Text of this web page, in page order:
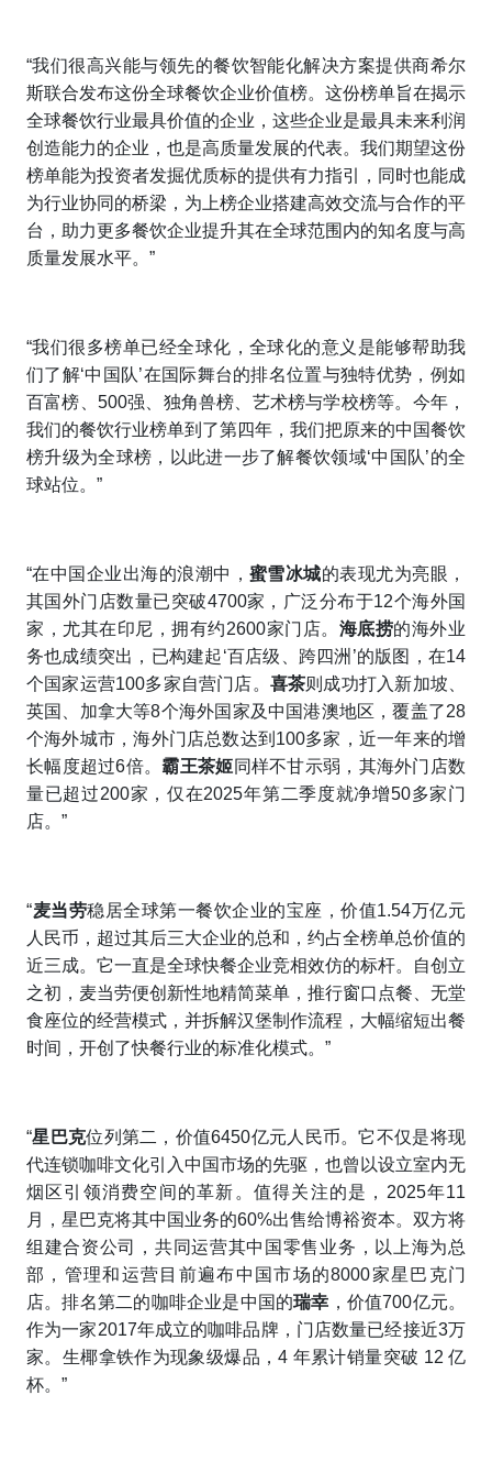
“我们很高兴能与领先的餐饮智能化解决方案提供商希尔
斯联合发布这份全球餐饮企业价值榜。这份榜单旨在揭示
全球餐饮行业最具价值的企业，这些企业是最具未来利润
创造能力的企业，也是高质量发展的代表。我们期望这份
榜单能为投资者发掘优质标的提供有力指引，同时也能成
为行业协同的桥梁，为上榜企业搭建高效交流与合作的平
台，助力更多餐饮企业提升其在全球范围内的知名度与高
质量发展水平。”
“我们很多榜单已经全球化，全球化的意义是能够帮助我
们了解‘中国队’在国际舞台的排名位置与独特优势，例如
百富榜、500强、独角兽榜、艺术榜与学校榜等。今年，
我们的餐饮行业榜单到了第四年，我们把原来的中国餐饮
榜升级为全球榜，以此进一步了解餐饮领域‘中国队’的全
球站位。”
“在中国企业出海的浪潮中， 蜜雪冰城的表现尤为亮眼，
其国外门店数量已突破4700家，广泛分布于12个海外国
家，尤其在印尼，拥有约2600家门店。 海底捞的海外业
务也成绩突出，已构建起‘百店级、跨四洲’的版图，在14
个国家运营100多家自营门店。 喜茶则成功打入新加坡、
英国、加拿大等8个海外国家及中国港澳地区，覆盖了28
个海外城市，海外门店总数达到100多家，近一年来的增
长幅度超过6倍。霸王茶姬同样不甘示弱，其海外门店数
量已超过200家，仅在2025年第二季度就净增50多家门
店。”
“麦当劳稳居全球第一餐饮企业的宝座，价值1.54万亿元
人民币，超过其后三大企业的总和，约占全榜单总价值的
近三成。它一直是全球快餐企业竞相效仿的标杆。自创立
之初，麦当劳便创新性地精简菜单，推行窗口点餐、无堂
食座位的经营模式，并拆解汉堡制作流程，大幅缩短出餐
时间，开创了快餐行业的标准化模式。”
“星巴克位列第二，价值6450亿元人民币。它不仅是将现
代连锁咖啡文化引入中国市场的先驱，也曾以设立室内无
烟区引领消费空间的革新。值得关注的是，2025年11
月，星巴克将其中国业务的60%出售给博裕资本。双方将
组建合资公司，共同运营其中国零售业务，以上海为总
部，管理和运营目前遍布中国市场的8000家星巴克门
店。排名第二的咖啡企业是中国的瑞幸 ，价值700亿元。
作为一家2017年成立的咖啡品牌，门店数量已经接近3万
家。生椰拿铁作为现象级爆品，4 年累计销量突破 12 亿
杯。”